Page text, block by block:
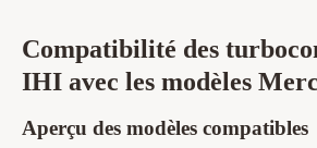
Compatibilité des
IHI avec les modèles
Aperçu des modèles compatibles